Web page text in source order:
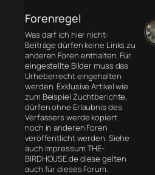
Forenregel
Was darf ich hier nicht:
Beiträge dürfen keine Links zu
anderen Foren enthalten. Für
eingestellte Bilder muss das
Urheberrecht eingehalten
werden. Exklusive Artikel wie
zum Beispiel Zuchtberichte,
dürfen ohne Erlaubnis des
Verfassers werde kopiert
noch in anderen Foren
veröffentlicht werden. Siehe
auch Impressum THE-
BIRDHOUSE.de diese gelten
auch für dieses Forum.